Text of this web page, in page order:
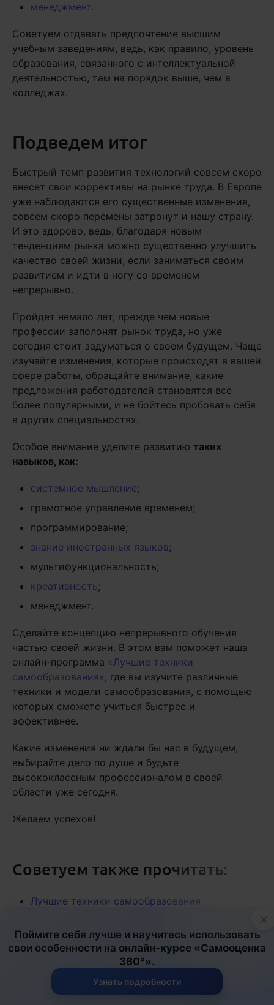
менеджмент.
Советуем отдавать предпочтение высшим
учебным заведениям, ведь, как правило, уровень
образования, связанного с интеллектуальной
деятельностью, там на порядок выше, чем в
колледжах.
Подведем итог
Быстрый темп развития технологий совсем скоро
внесет свои коррективы на рынке труда. В Европе
уже наблюдаются его существенные изменения,
совсем скоро перемены затронут и нашу страну.
И это здорово, ведь, благодаря новым
тенденциям рынка можно существенно улучшить
качество своей жизни, если заниматься своим
развитием и идти в ногу со временем
непрерывно.
Пройдет немало лет, прежде чем новые
профессии заполонят рынок труда, но уже
сегодня стоит задуматься о своем будущем. Чаще
изучайте изменения, которые происходят в вашей
сфере работы, обращайте внимание, какие
предложения работодателей становятся все
более популярными, и не бойтесь пробовать себя
в других специальностях.
Особое внимание уделите развитию таких
навыков, как:
системное мышление;
грамотное управление временем;
программирование;
знание иностранных языков;
мультифункциональность;
креативность;
менеджмент.
Сделайте концепцию непрерывного обучения
частью своей жизни. В этом вам поможет наша
онлайн-программа «Лучшие техники
самообразования» , где вы изучите различные
техники и модели самообразования, с помощью
которых сможете учиться быстрее и
эффективнее.
Какие изменения ни ждали бы нас в будущем,
выбирайте дело по душе и будьте
высококлассным профессионалом в своей
области уже сегодня.
Желаем успехов!
Советуем также прочитать:
Лучшие техники самообразования
Как планировать год?
Сохранение ясного ума и интеллекта в
пожилом возрасте
Техники и упражнения для осознанности
×
Поймите себя лучше и научитесь использовать
свои особенности на онлайн-курсе «Самооценка
360°».
Узнать подробности